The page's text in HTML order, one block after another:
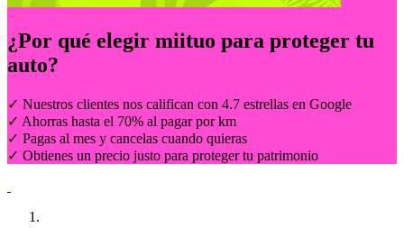
¿Por qué elegir miituo para proteger tu
auto?
✓ Nuestros clientes nos califican con 4.7 estrellas en Google
✓ Ahorras hasta el 70% al pagar por km
✓ Pagas al mes y cancelas cuando quieras
✓ Obtienes un precio justo para proteger tu patrimonio